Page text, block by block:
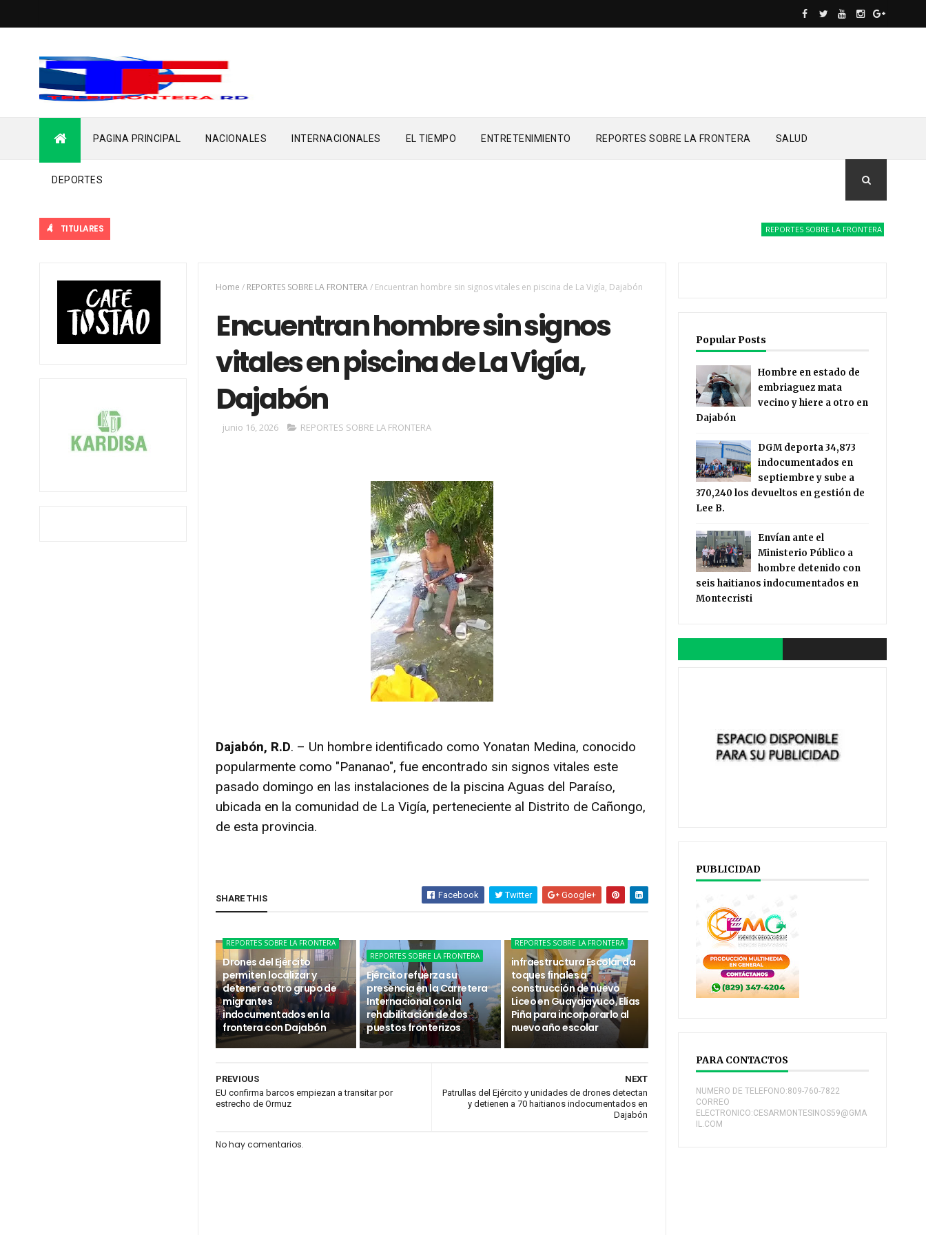
PAGINA PRINCIPAL NACIONALES INTERNACIONALES EL TIEMPO ENTRETENIMIENTO REPORTES SOBRE LA FRONTERA SALUD
DEPORTES
TITULARES REPORTES SOBRE LA FRONTERA Drones
Home / REPORTES SOBRE LA FRONTERA/ Encuentran hombre sin signos vitales en piscina de La Vigía, Dajabón
Encuentran hombre sin signos
vitales en piscina de La Vigía,
Dajabón
junio 16, 2026 REPORTES SOBRE LA FRONTERA
Dajabón, R.D. – Un hombre identificado como Yonatan Medina, conocido
popularmente como "Pananao", fue encontrado sin signos vitales este
pasado domingo en las instalaciones de la piscina Aguas del Paraíso,
ubicada en la comunidad de La Vigía, perteneciente al Distrito de Cañongo,
de esta provincia.
SHARE THIS Facebook Twitter Google+
REPORTES SOBRE LA FRONTERA
Drones del Ejército
permiten localizar y
detener a otro grupo de
migrantes
indocumentados en la
frontera con Dajabón
REPORTES SOBRE LA FRONTERA
Ejército refuerza su
presencia en la Carretera
Internacional con la
rehabilitación de dos
puestos fronterizos
REPORTES SOBRE LA FRONTERA
infraestructura Escolar da
toques finales a
construcción de nuevo
Liceo en Guayajayuco, Elías
Piña para incorporarlo al
nuevo año escolar
NEXT
Patrullas del Ejército y unidades de drones detectan
y detienen a 70 haitianos indocumentados en
Dajabón
PREVIOUS
EU confirma barcos empiezan a transitar por
estrecho de Ormuz
No hay comentarios.
Popular Posts
Hombre en estado de
embriaguez mata
vecino y hiere a otro en
Dajabón
DGM deporta 34,873
indocumentados en
septiembre y sube a
370,240 los devueltos en gestión de
Lee B.
Envían ante el
Ministerio Público a
hombre detenido con
seis haitianos indocumentados en
Montecristi
PUBLICIDAD
PARA CONTACTOS
NUMERO DE TELEFONO:809-760-7822
CORREO
ELECTRONICO:CESARMONTESINOS59@GMA
IL.COM